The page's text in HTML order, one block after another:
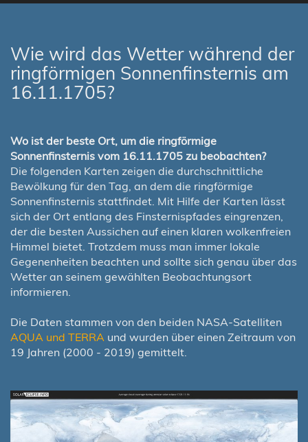
Wie wird das Wetter während der
ringförmigen Sonnenfinsternis am
16.11.1705?
Wo ist der beste Ort, um die ringförmige
Sonnenfinsternis vom 16.11.1705 zu beobachten?
Die folgenden Karten zeigen die durchschnittliche
Bewölkung für den Tag, an dem die ringförmige
Sonnenfinsternis stattfindet. Mit Hilfe der Karten lässt
sich der Ort entlang des Finsternispfades eingrenzen,
der die besten Aussichen auf einen klaren wolkenfreien
Himmel bietet. Trotzdem muss man immer lokale
Gegenenheiten beachten und sollte sich genau über das
Wetter an seinem gewählten Beobachtungsort
informieren.
Die Daten stammen von den beiden NASA-Satelliten
AQUA und TERRA und wurden über einen Zeitraum von
19 Jahren (2000 - 2019) gemittelt.